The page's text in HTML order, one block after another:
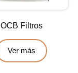
OCB Filtros
Ver más